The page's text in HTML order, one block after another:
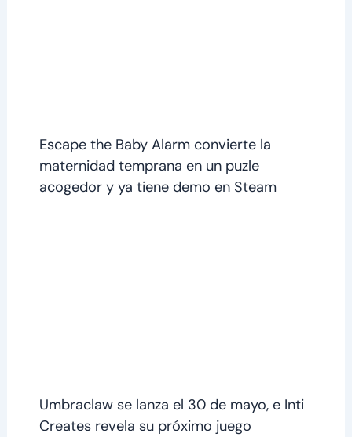
Escape the Baby Alarm convierte la
maternidad temprana en un puzle
acogedor y ya tiene demo en Steam
Umbraclaw se lanza el 30 de mayo, e Inti
Creates revela su próximo juego